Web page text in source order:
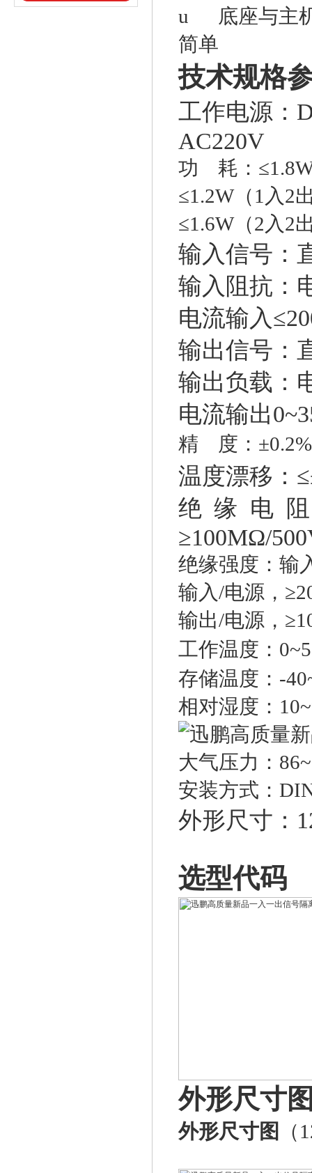
u
底座与主
简单
技术规格
工作电源：
AC220V
功 耗：
≤1.2W（1 入2
≤1.6W（2 入2
输入信号：
输入阻抗：
电流输入≤
输出信号：
输出负载：
电流输出
精 度：
温度漂移： ≤
绝缘电
≥100MΩ/
绝缘强度：输
输入/电源，
输出/电源，
工作温度：
存储温度： -
相对湿度：
大气压力：
安装方式：
外形尺寸：
选型代码
外形尺寸
外形尺寸图 （